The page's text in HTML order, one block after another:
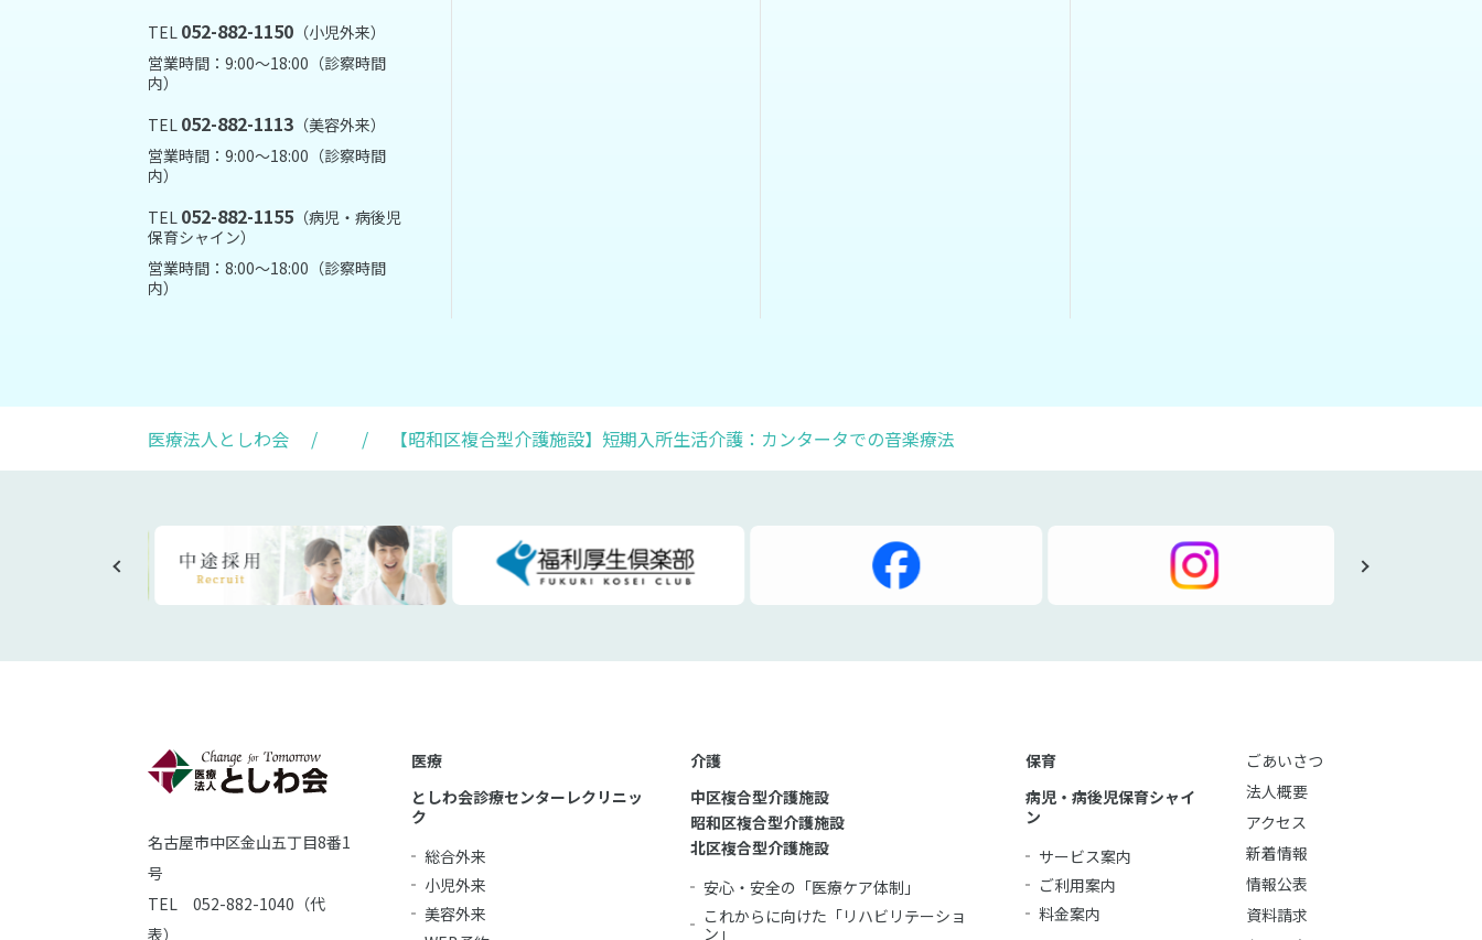
TEL 052-882-1150 （小児外来）
営業時間：9:00～18:00（診察時間
内）
TEL 052-882-1113 （美容外来）
営業時間：9:00～18:00（診察時間
内）
TEL 052-882-1155 （病児・病後児
保育シャイン）
営業時間：8:00～18:00（診察時間
内）
医療法人としわ会 / / 【昭和区複合型介護施設】短期入所生活介護：カンタータでの音楽療法
名古屋市中区金山五丁目8番1
号
TEL 052-882-1040（代
表）
医療
としわ会診療センターレクリニッ
ク
総合外来
小児外来
美容外来
介護
中区複合型介護施設
昭和区複合型介護施設
北区複合型介護施設
安心・安全の「医療ケア体制」
これからに向けた「リハビリテーショ
ン」
保育
病児・病後児保育シャイ
ン
サービス案内
ご利用案内
料金案内
ごあいさつ
法人概要
アクセス
新着情報
情報公表
資料請求